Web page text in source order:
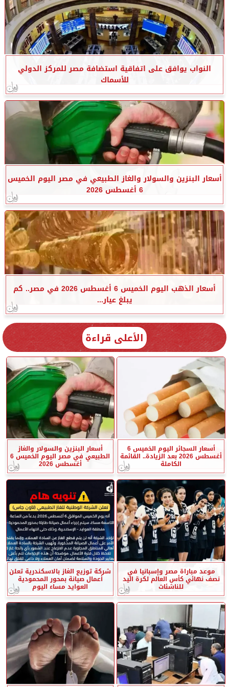
النواب يوافق على اتفاقية استضافة مصر للمركز الدولي
للأسماك
أسعار البنزين والسولار والغاز الطبيعي في مصر اليوم الخميس
6 أغسطس 2026
أسعار الذهب اليوم الخميس 6 أغسطس 2026 في مصر.. كم
يبلغ عيار...
الأعلى قراءة
أسعار السجائر اليوم الخميس 6
أغسطس 2026 بعد الزيادة.. القائمة
الكاملة
أسعار البنزين والسولار والغاز
الطبيعي في مصر اليوم الخميس 6
أغسطس 2026
موعد مباراة مصر وإسبانيا في
نصف نهائي كأس العالم لكرة اليد
للناشئات
شركة توزيع الغاز بالاسكندرية تعلن
أعمال صيانة بمحور المحمودية
العوايد مساء اليوم